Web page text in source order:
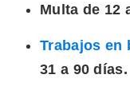
Multa de 12
Trabajos en
31 a 90 días.